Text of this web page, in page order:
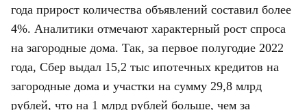
года прирост количества объявлений составил более
4%. Аналитики отмечают характерный рост спроса
на загородные дома. Так, за первое полугодие 2022
года, Сбер выдал 15,2 тыс ипотечных кредитов на
загородные дома и участки на сумму 29,8 млрд
рублей, что на 1 млрд рублей больше, чем за